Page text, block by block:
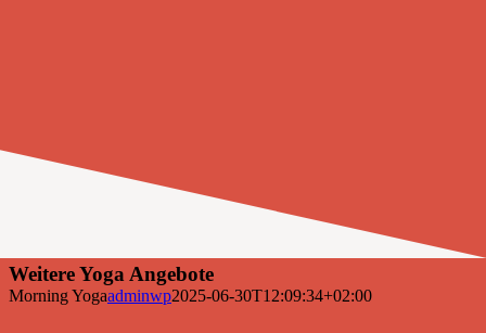
Weitere Yoga Angebote
Morning Yogaadminwp2025-06-30T12:09:34+02:00